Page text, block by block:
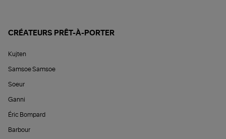
CRÉATEURS PRÊT-À-PORTER
Kujten
Samsoe Samsoe
Soeur
Ganni
Éric Bompard
Barbour